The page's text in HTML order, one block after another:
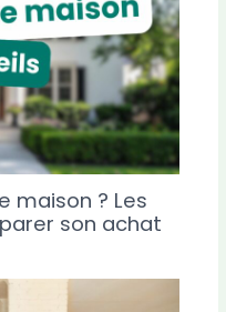
maison ? Les
son achat